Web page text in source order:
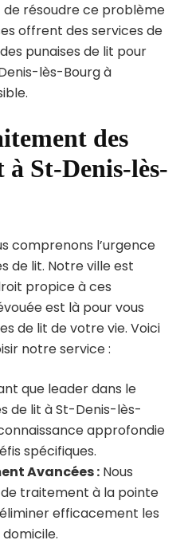
résoudre ce problème
offrent des services de
punaises de lit pour
lès-Bourg à
des
à St-Denis-lès-
comprenons l’urgence
de lit. Notre ville est
propice à ces
est là pour vous
de lit de votre vie. Voici
notre service :
que leader dans le
de lit à St-Denis-lès-
approfondie
spécifiques.
Avancées : Nous
traitement à la pointe
efficacement les